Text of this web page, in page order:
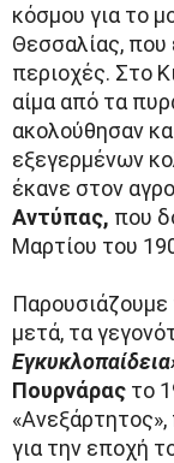
κόσμου για το
Θεσσαλίας, που
περιοχές. Στο
αίμα από τα
ακολούθησαν
εξεγερμένων
έκανε στον
Αντύπας, που
Μαρτίου του
μετά, τα
Πουρνάρας το
για την εποχή